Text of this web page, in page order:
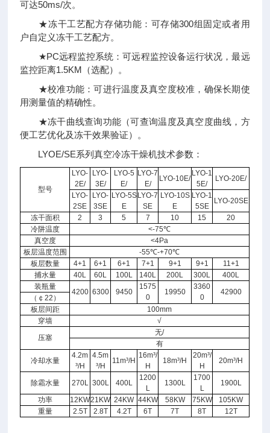
可达50ms/次。
★冻干工艺配方存储功能：可存储300组固定或者用
户自定义冻干工艺配方。
★PC远程监控系统：可远程监控设备运行状况，最远
监控距离1.5KM（选配）。
★校准功能：可进行温度及真空度校准，确保长期使
用测量值的精确性。
★冻干曲线查询功能（可查询温度及真空度曲线，方
便工艺优化及冻干效果验证）。
LYOE/SE系列真空冷冻干燥机技术参数：
型号
LYO-
2E/
LYO-
3E/
LYO-5
E/
LYO-7
E/
LYO-10E/
LYO-1
5E/
LYO-20E/
LYO-
2SE
LYO-
3SE
LYO-5S
E
LYO-7
SE
LYO-10S
E
LYO-1
5SE
LYO-20SE
冻干面积
2 3 5 7 10 15
20
冷阱温度
<-75℃
真空度
<4Pa
板层温度范围
-55℃-+70℃
板层数量
4+1 6+1 6+1 7+1 9+1 9+1
11+1
捕水量
40L 60L 100L 140L 200L 300L
400L
装瓶量
4200 6300 9450
1575
0
19950
3360
0
42900
（￠22）
板层间距
100mm
穿墙
√
压塞
无/
有
冷却水量
4.2m
³/H
4.5m
³/H
11m³/H
16m³/
H
18m³/H
20m³/
H
20m³/H
除霜水量 270L 300L 400L
1200
L
1300L
1700
L
1900L
功率
12KW21KW 24KW 44KW 58KW 75KW
105KW
重量
2.5T 2.8T 4.2T 6T 7T 8T 12T